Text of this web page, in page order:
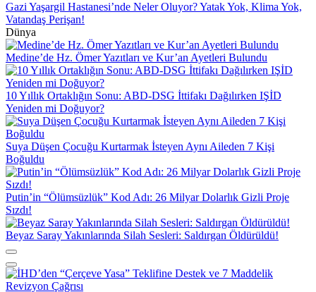
Gazi Yaşargil Hastanesi’nde Neler Oluyor? Yatak Yok, Klima Yok,
Vatandaş Perişan!
Dünya
Medine’de Hz. Ömer Yazıtları ve Kur’an Ayetleri Bulundu
10 Yıllık Ortaklığın Sonu: ABD-DSG İttifakı Dağılırken IŞİD
Yeniden mi Doğuyor?
Suya Düşen Çocuğu Kurtarmak İsteyen Aynı Aileden 7 Kişi
Boğuldu
Putin’in “Ölümsüzlük” Kod Adı: 26 Milyar Dolarlık Gizli Proje
Sızdı!
Beyaz Saray Yakınlarında Silah Sesleri: Saldırgan Öldürüldü!